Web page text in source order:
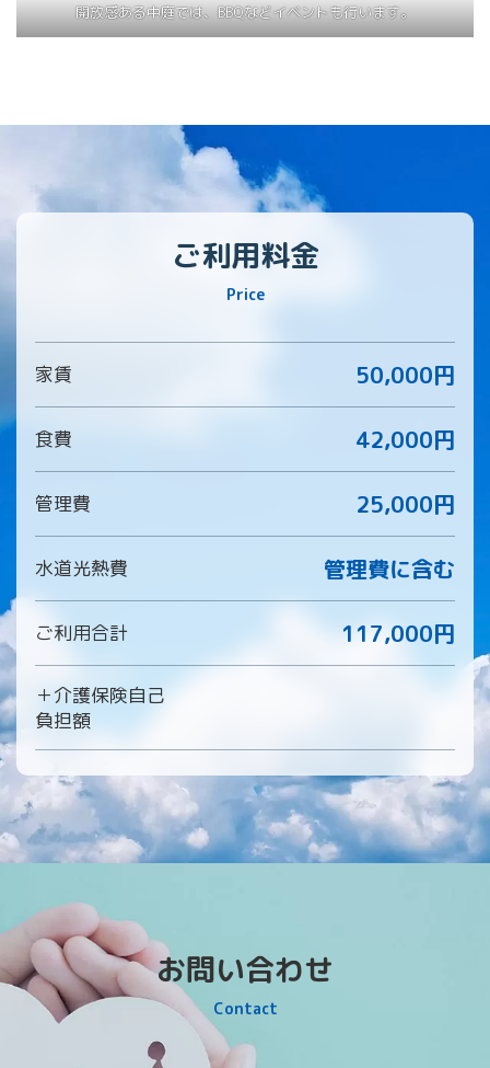
開放感ある中庭では、BBQなどイベントも行います。
ご利用料金
Price
家賃 50,000円
食費 42,000円
管理費 25,000円
水道光熱費 管理費に含む
ご利用合計 117,000円
＋介護保険自己
負担額
お問い合わせ
Contact